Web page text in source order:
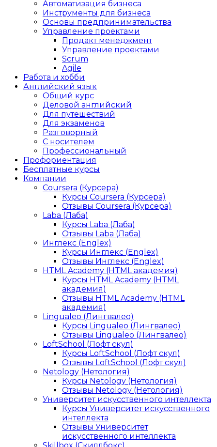
Автоматизация бизнеса
Инструменты для бизнеса
Основы предпринимательства
Управление проектами
Продакт менеджмент
Управление проектами
Scrum
Agile
Работа и хобби
Английский язык
Общий курс
Деловой английский
Для путешествий
Для экзаменов
Разговорный
С носителем
Профессиональный
Профориентация
Бесплатные курсы
Компании
Coursera (Курсера)
Курсы Coursera (Курсера)
Отзывы Coursera (Курсера)
Laba (Лаба)
Курсы Laba (Лаба)
Отзывы Laba (Лаба)
Инглекс (Englex)
Курсы Инглекс (Englex)
Отзывы Инглекс (Englex)
HTML Academy (HTML академия)
Курсы HTML Academy (HTML
академия)
Отзывы HTML Academy (HTML
академия)
Lingualeo (Лингвалео)
Курсы Lingualeo (Лингвалео)
Отзывы Lingualeo (Лингвалео)
LoftSchool (Лофт скул)
Курсы LoftSchool (Лофт скул)
Отзывы LoftSchool (Лофт скул)
Netology (Нетология)
Курсы Netology (Нетология)
Отзывы Netology (Нетология)
Университет искусственного интеллекта
Курсы Университет искусственного
интеллекта
Отзывы Университет
искусственного интеллекта